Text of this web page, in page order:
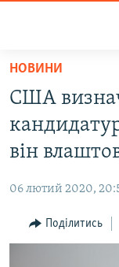
Перейти
основного
матеріалу
Перейти
до
основної
Перейти
до
ВІДЕО ТА ФОТО
БЛОГИ
ПОГЛЯД
НОВИНИ
США
він
06 лютий 2020,
Поділитись